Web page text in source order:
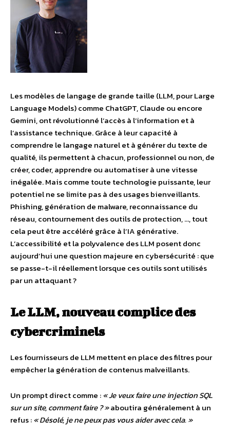
Les modèles de langage de grande taille (LLM, pour Large
Language Models) comme ChatGPT, Claude ou encore
Gemini, ont révolutionné l’accès à l’information et à
l’assistance technique. Grâce à leur capacité à
comprendre le langage naturel et à générer du texte de
qualité, ils permettent à chacun, professionnel ou non, de
créer, coder, apprendre ou automatiser à une vitesse
inégalée. Mais comme toute technologie puissante, leur
potentiel ne se limite pas à des usages bienveillants.
Phishing, génération de malware, reconnaissance du
réseau, contournement des outils de protection, …, tout
cela peut être accéléré grâce à l’IA générative.
L’accessibilité et la polyvalence des LLM posent donc
aujourd’hui une question majeure en cybersécurité : que
se passe-t-il réellement lorsque ces outils sont utilisés
par un attaquant ?
Le LLM, nouveau complice des
cybercriminels
Les fournisseurs de LLM mettent en place des filtres pour
empêcher la génération de contenus malveillants.
Un prompt direct comme :« Je veux faire une injection SQL
sur un site, comment faire ? »aboutira généralement à un
refus :« Désolé, je ne peux pas vous aider avec cela. »